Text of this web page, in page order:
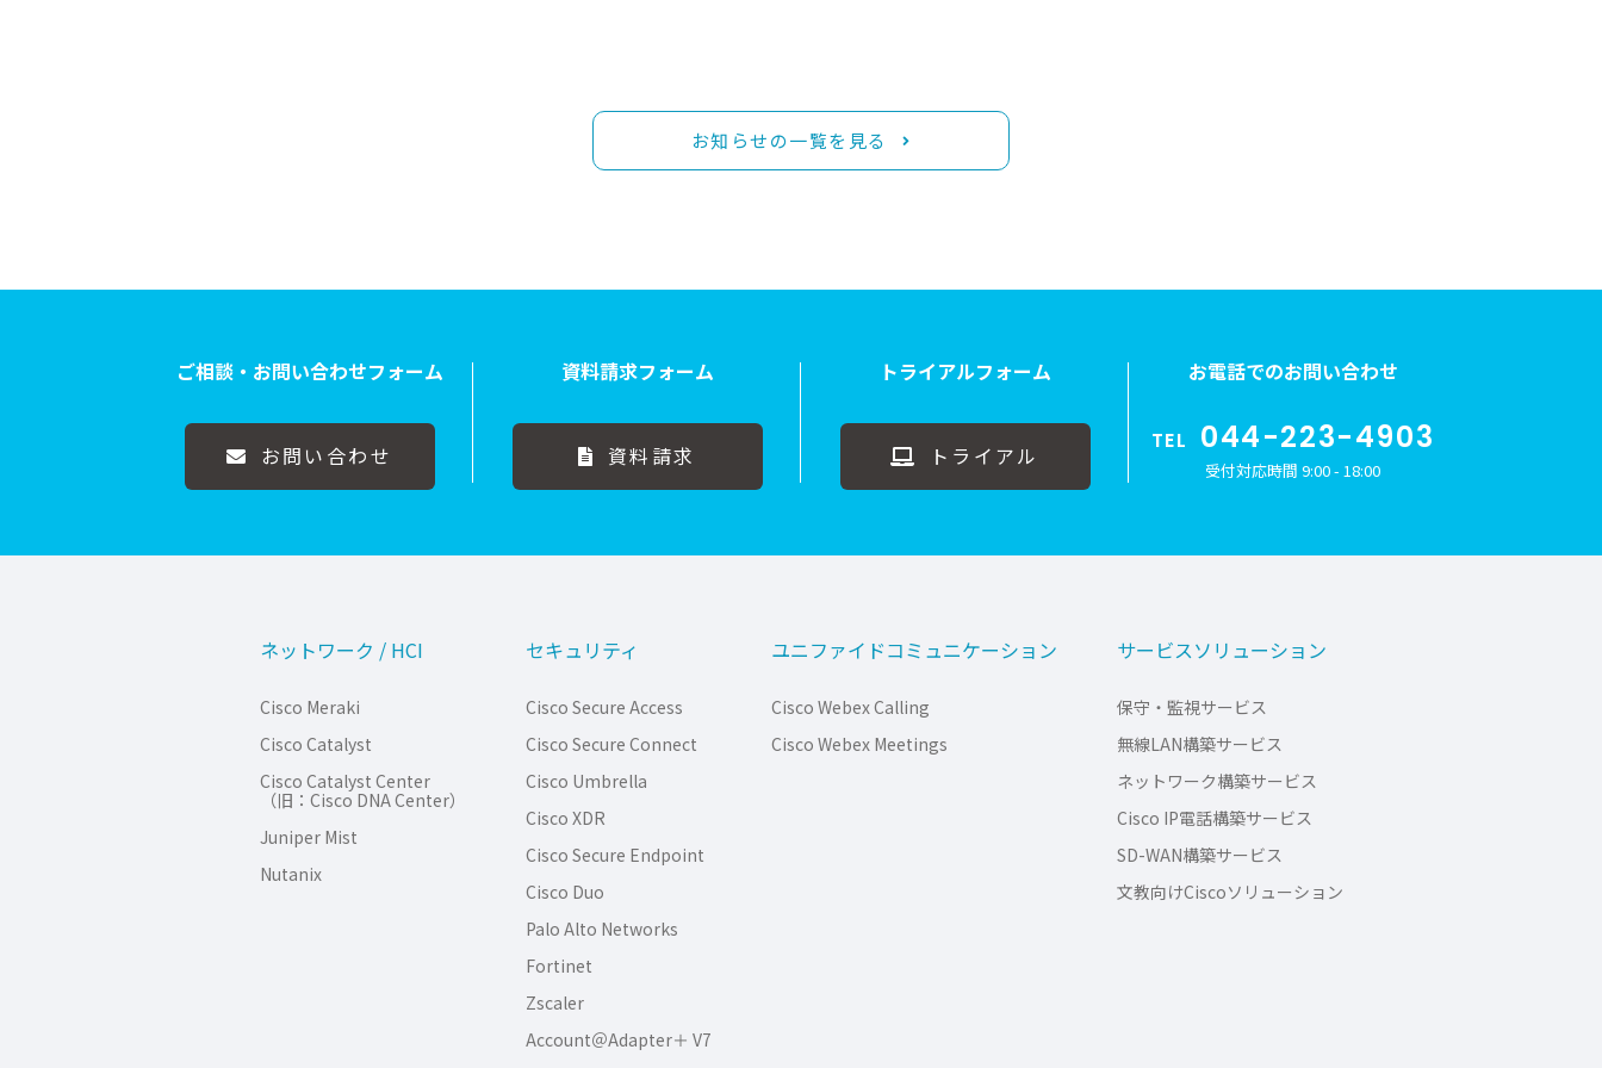
お知らせの一覧を見る
ご相談・お問い合わせフォーム
お問い合わせ
資料請求フォーム
資料請求
トライアルフォーム
トライアル
お電話でのお問い合わせ
TEL 044-223-4903
受付対応時間 9:00 - 18:00
ネットワーク / HCI
Cisco Meraki
Cisco Catalyst
Cisco Catalyst Center
（旧：Cisco DNA Center）
Juniper Mist
Nutanix
セキュリティ
Cisco Secure Access
Cisco Secure Connect
Cisco Umbrella
Cisco XDR
Cisco Secure Endpoint
Cisco Duo
Palo Alto Networks
Fortinet
Zscaler
Account＠Adapter＋ V7
ユニファイドコミュニケーション
Cisco Webex Calling
Cisco Webex Meetings
サービスソリューション
保守・監視サービス
無線LAN構築サービス
ネットワーク構築サービス
Cisco IP電話構築サービス
SD-WAN構築サービス
文教向けCiscoソリューション